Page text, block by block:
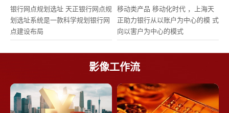
银行网点规划选址 天正银行网点规
划选址系统是一款科学规划银行网
点建设布局
移动类产品 移动化时代 ，上海天
正助力银行从以账户为中心的模 式
向以害户为中心的模式
影像工作流